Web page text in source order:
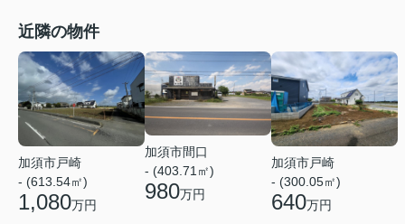
近隣の物件
加須市戸崎
- (613.54㎡)
1,080万円
加須市間口
- (403.71㎡)
980万円
加須市戸崎
- (300.05㎡)
640万円